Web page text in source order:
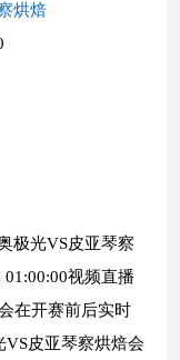
烘焙
极光VS皮亚琴察
视频直播
在开赛前后实时
皮亚琴察烘焙会